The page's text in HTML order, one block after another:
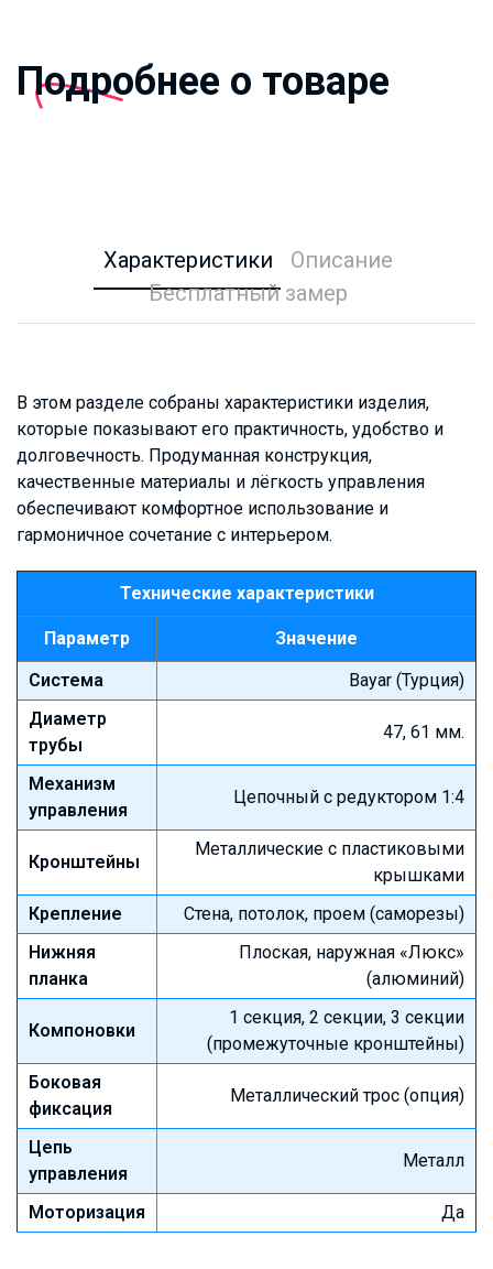
Подробнее о товаре
Характеристики
Описание
Бесплатный замер
В этом разделе собраны характеристики изделия,
которые показывают его практичность, удобство и
долговечность. Продуманная конструкция,
качественные материалы и лёгкость управления
обеспечивают комфортное использование и
гармоничное сочетание с интерьером.
Технические характеристики
Параметр
Значение
Система
Bayar (Турция)
Диаметр
трубы
47, 61 мм.
Механизм
управления
Цепочный с редуктором 1:4
Кронштейны
Металлические с пластиковыми
крышками
Крепление
Стена, потолок, проем (саморезы)
Нижняя
планка
Плоская, наружная «Люкс»
(алюминий)
Компоновки
1 секция, 2 секции, 3 секции
(промежуточные кронштейны)
Боковая
фиксация
Металлический трос (опция)
Цепь
управления
Металл
Моторизация Да